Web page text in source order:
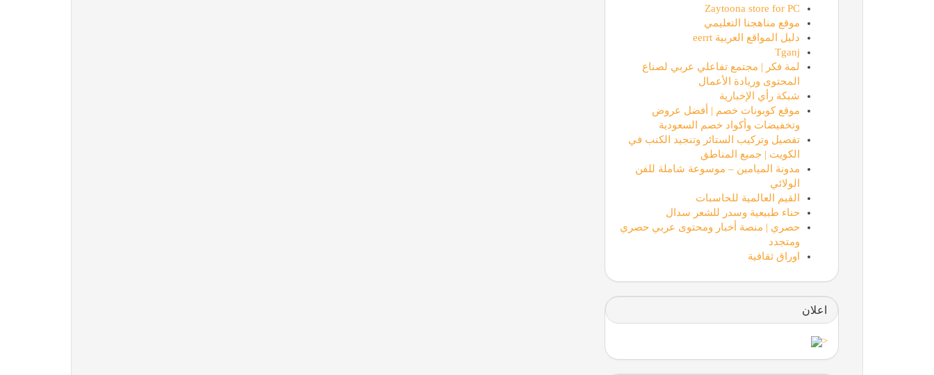
Zaytoona store for PC
موقع مناهجنا التعليمي
دليل المواقع العربية eerrt
Tganj
لمة فكر | مجتمع تفاعلي عربي لصناع
المحتوى وريادة الأعمال
شبكة رأي الإخبارية
موقع كوبونات خصم | أفضل عروض
وتخفيضات وأكواد خصم السعودية
تفصيل وتركيب الستائر وتنجيد الكنب في
الكويت | جميع المناطق
مدونة الميامين – موسوعة شاملة للفن
الولائي
القيم العالمية للحاسبات
حناء طبيعية وسدر للشعر سدال
حصري | منصة أخبار ومحتوى عربي حصري
ومتجدد
اوراق ثقافية
اعلان
<